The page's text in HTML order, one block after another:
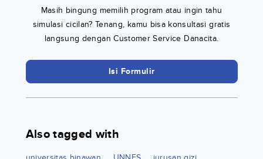
Masih bingung memilih program atau ingin tahu
simulasi cicilan? Tenang, kamu bisa konsultasi gratis
langsung dengan Customer Service Danacita.
Isi Formulir
Also tagged with